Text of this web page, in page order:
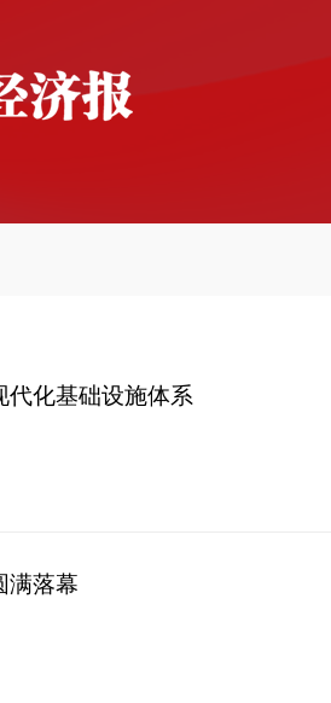
代化基础设施体系
满落幕